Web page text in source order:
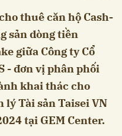
thuê căn hộ Cash-
sản dòng tiền
giữa Công ty Cổ
- đơn vị phân phối
khai thác cho
lý Tài sản Taisei VN
tại GEM Center.